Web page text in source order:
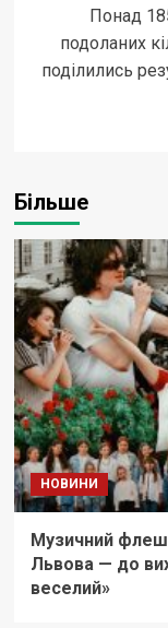
Понад
подоланих
поділились
Більше
НОВИНИ
Музичний
Львова — до
веселий»